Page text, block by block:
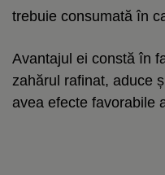
trebuie consumată în
Avantajul ei constă în
zahărul rafinat, aduce
avea efecte favorabile